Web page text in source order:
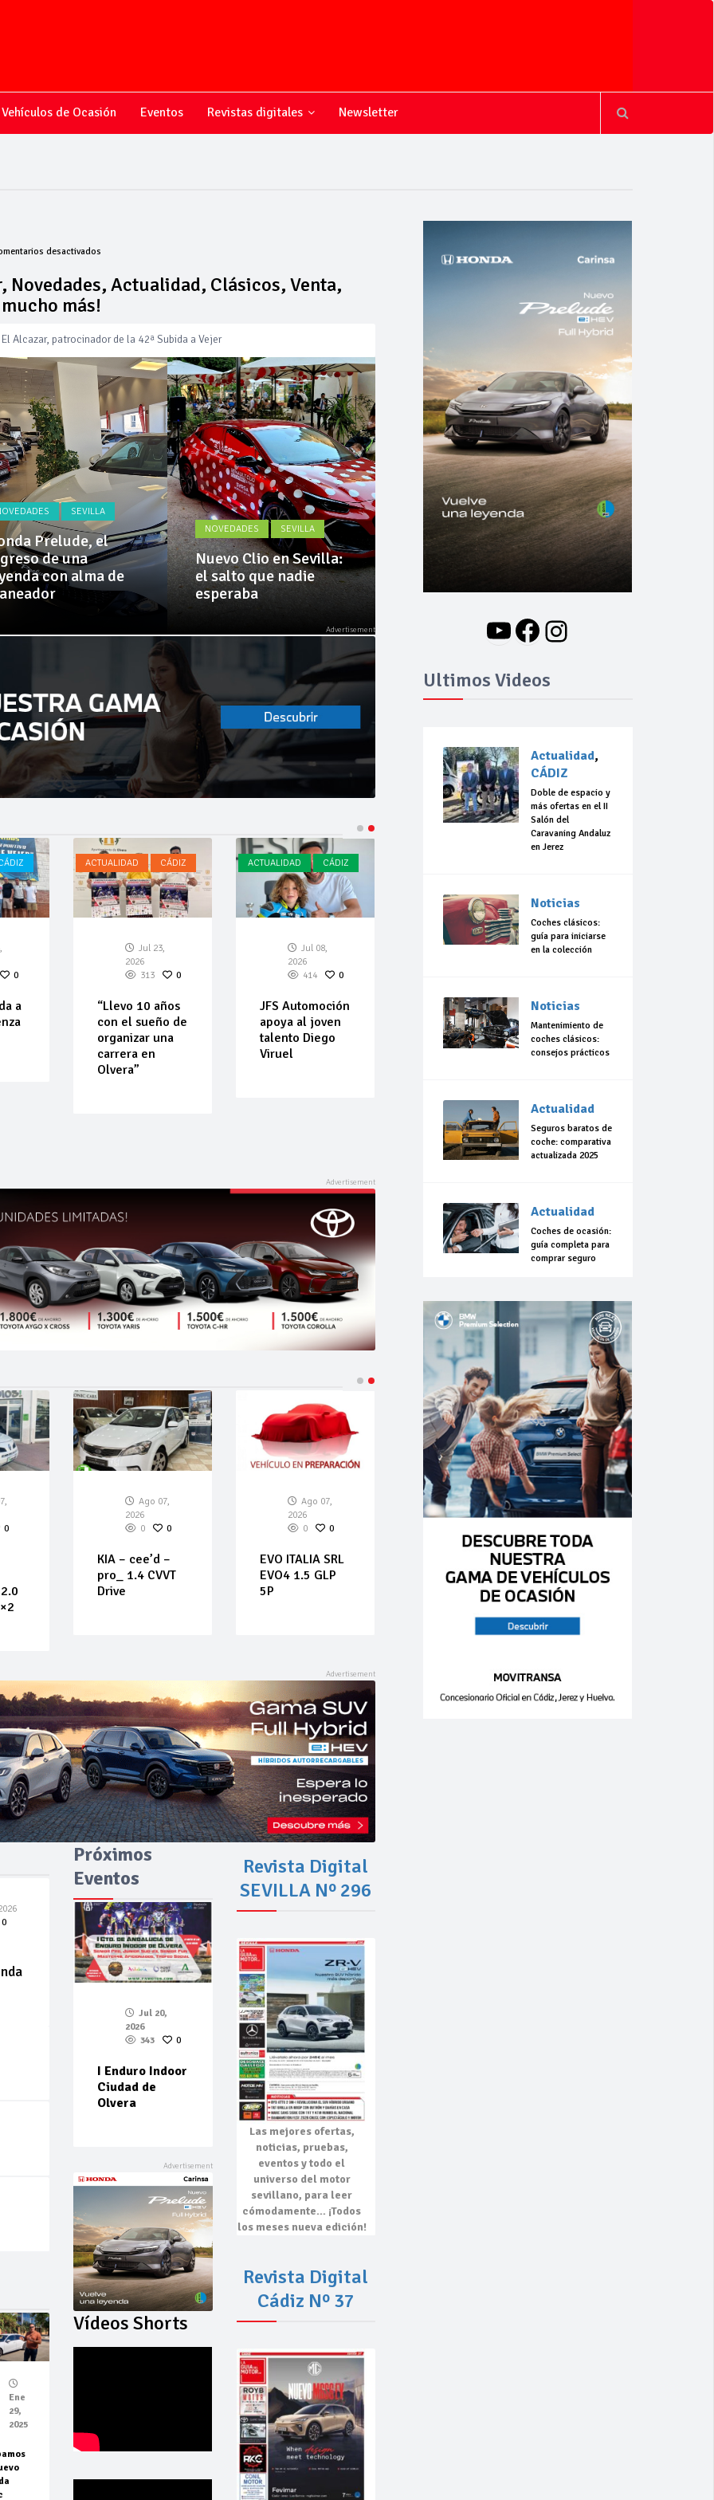
Vehículos de Ocasión Eventos Revistas digitales Newsletter
desactivadosen
sobre
el
motor,
Novedades,
Actualidad,
Clásicos,
Venta,
Pruebas,
Entrevistas,
Vídeos
y
mucho
más!
Novedades, Actualidad, Clásicos, Venta,
más!
Alcazar, patrocinador de la 42ª Subida a Vejer
mejoras en la A381 por Los Barrios
su flota de vehículos de manos de Cadimar
SEVILLA
Prelude, el
de una
con alma de
NOVEDADES SEVILLA
Nuevo Clio en Sevilla:
el salto que nadie
esperaba
NOVEDADES
Nuevo BMW i3: Y
finalmente el Serie 3
se hizo eléctrico
0
a
ACTUALIDAD CÁDIZ
Jul 23,
2026
313
0
“Llevo 10 años
con el sueño de
organizar una
carrera en
Olvera”
ACTUALIDAD CÁDIZ
Jul 08,
2026
414
0
JFS Automoción
apoya al joven
talento Diego
Viruel
0
Ago 07,
2026
0
0
KIA – cee’d –
pro_ 1.4 CVVT
Drive
Ago 07,
2026
0
0
EVO ITALIA SRL
EVO4 1.5 GLP
5P
0
Ene
29,
2025
Próximos
Eventos
Jul 20,
2026
343
0
I Enduro Indoor
Ciudad de
Olvera
Vídeos Shorts
Revista Digital
SEVILLA Nº 296
Las mejores ofertas,
noticias, pruebas,
eventosy todo el
universo del motor
sevillano, para leer
cómodamente… ¡Todos
los meses nueva edición!
Revista Digital
Cádiz Nº 37
YouTube
Facebook
Instagram
Ultimos Videos
Actualidad,
CÁDIZ
Doble de espacio y
más ofertas en el II
Salón del
Caravaning Andaluz
en Jerez
Noticias
Coches clásicos:
guía para iniciarse
en la colección
Noticias
Mantenimiento de
coches clásicos:
consejos prácticos
Actualidad
Seguros baratos de
coche: comparativa
actualizada 2025
Actualidad
Coches de ocasión:
guía completa para
comprar seguro